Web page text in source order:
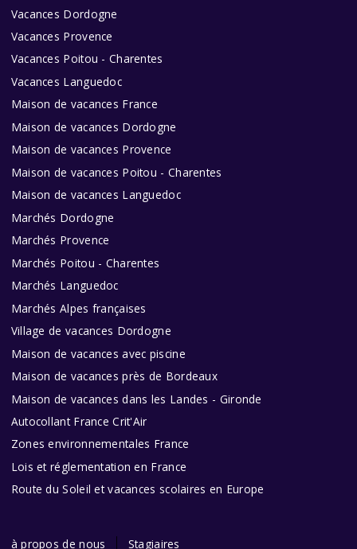
Vacances Dordogne
Vacances Provence
Vacances Poitou - Charentes
Vacances Languedoc
Maison de vacances France
Maison de vacances Dordogne
Maison de vacances Provence
Maison de vacances Poitou - Charentes
Maison de vacances Languedoc
Marchés Dordogne
Marchés Provence
Marchés Poitou - Charentes
Marchés Languedoc
Marchés Alpes françaises
Village de vacances Dordogne
Maison de vacances avec piscine
Maison de vacances près de Bordeaux
Maison de vacances dans les Landes - Gironde
Autocollant France Crit'Air
Zones environnementales France
Lois et réglementation en France
Route du Soleil et vacances scolaires en Europe
à propos de nous Stagiaires